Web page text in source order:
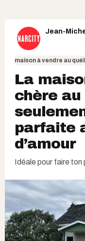
Jean-
maison à vendre au
La
chère au
parfaite
d’amour
Idéale pour faire